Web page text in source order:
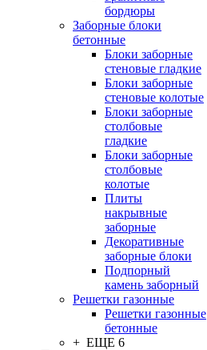
бордюры
Заборные блоки
бетонные
Блоки заборные
стеновые гладкие
Блоки заборные
стеновые колотые
Блоки заборные
столбовые
гладкие
Блоки заборные
столбовые
колотые
Плиты
накрывные
заборные
Декоративные
заборные блоки
Подпорный
камень заборный
Решетки газонные
Решетки газонные
бетонные
+ ЕЩЕ 6